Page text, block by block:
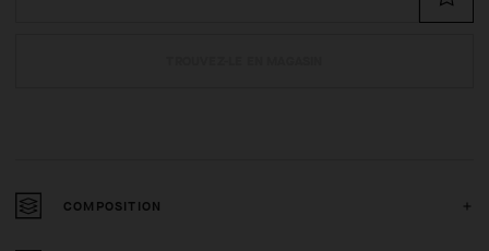
COMPOSITION